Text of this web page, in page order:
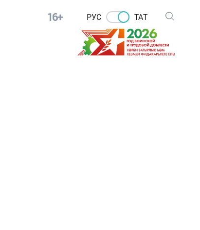
16+ РУС ТАТ